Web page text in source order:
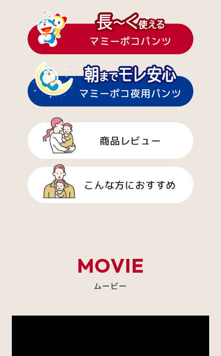
マミーポコパンツ
マミーポコ夜用パンツ
商品レビュー
こんな方におすすめ
MOVIE
ムービー